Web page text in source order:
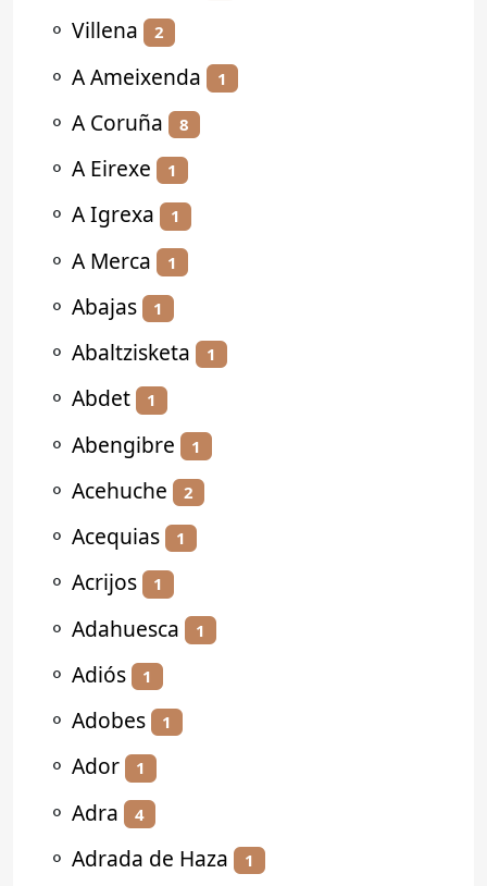
⚬ Villena 2
⚬ A Ameixenda 1
⚬ A Coruña 8
⚬ A Eirexe 1
⚬ A Igrexa 1
⚬ A Merca 1
⚬ Abajas 1
⚬ Abaltzisketa 1
⚬ Abdet 1
⚬ Abengibre 1
⚬ Acehuche 2
⚬ Acequias 1
⚬ Acrijos 1
⚬ Adahuesca 1
⚬ Adiós 1
⚬ Adobes 1
⚬ Ador 1
⚬ Adra 4
⚬ Adrada de Haza 1